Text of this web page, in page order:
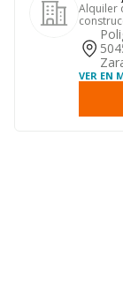
Alquiler
VER EN